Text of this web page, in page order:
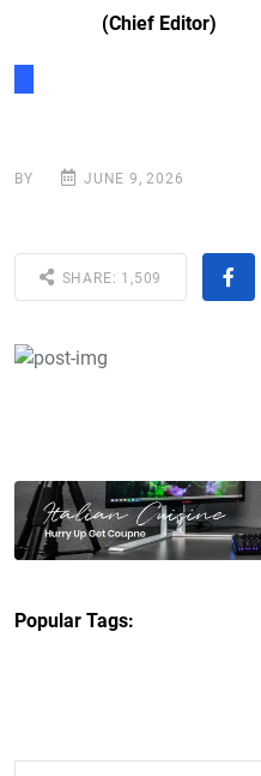
(Chief Editor)
BY JUNE 9, 2026
SHARE: 1,509
Popular Tags: